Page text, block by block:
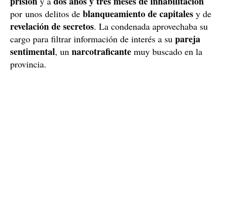
por unos delitos de blanqueamiento de capitales y de
revelación de secretos. La condenada aprovechaba su
cargo para filtrar información de interés a su pareja
sentimental, un narcotraficante muy buscado en la
provincia.